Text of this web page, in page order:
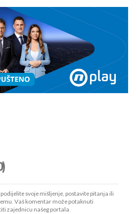
svoje mišljenje, postavite pitanja ili
Vaš komentar može potaknuti
zajednicu našeg portala.